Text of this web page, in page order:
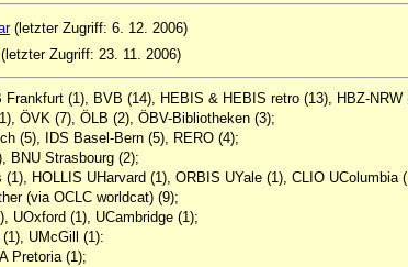
(letzter Zugriff: 6. 12. 2006)
(letzter Zugriff: 23. 11. 2006)
(1), BVB (14), HEBIS & HEBIS retro (13), HBZ-NRW
ÖVK (7), ÖLB (2), ÖBV-Bibliotheken (3);
(5), IDS Basel-Bern (5), RERO (4);
BNU Strasbourg (2);
(1), HOLLIS UHarvard (1), ORBIS UYale (1), CLIO
(via OCLC worldcat) (9);
UOxford (1), UCambridge (1);
UMcGill (1):
Pretoria (1);